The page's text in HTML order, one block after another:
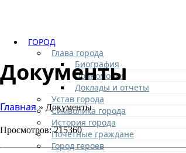
ГОРОД
Глава города
Биография
Полномочия
Доклады и отчеты
Устав города
Символика города
История города
Почетные граждане
Город героев
Документы
Главная » Документы
Просмотров: 215360